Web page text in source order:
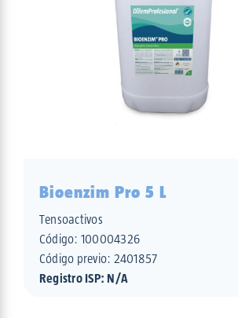
Bioenzim Pro 5 L
Tensoactivos
Código: 100004326
Código previo: 2401857
Registro ISP: N/A